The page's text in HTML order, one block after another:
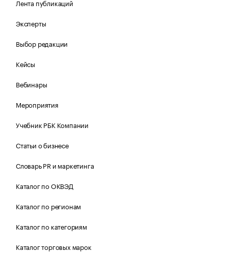
Лента публикаций
Эксперты
Выбор редакции
Кейсы
Вебинары
Мероприятия
Учебник РБК Компании
Статьи о бизнесе
Словарь PR и маркетинга
Каталог по ОКВЭД
Каталог по регионам
Каталог по категориям
Каталог торговых марок